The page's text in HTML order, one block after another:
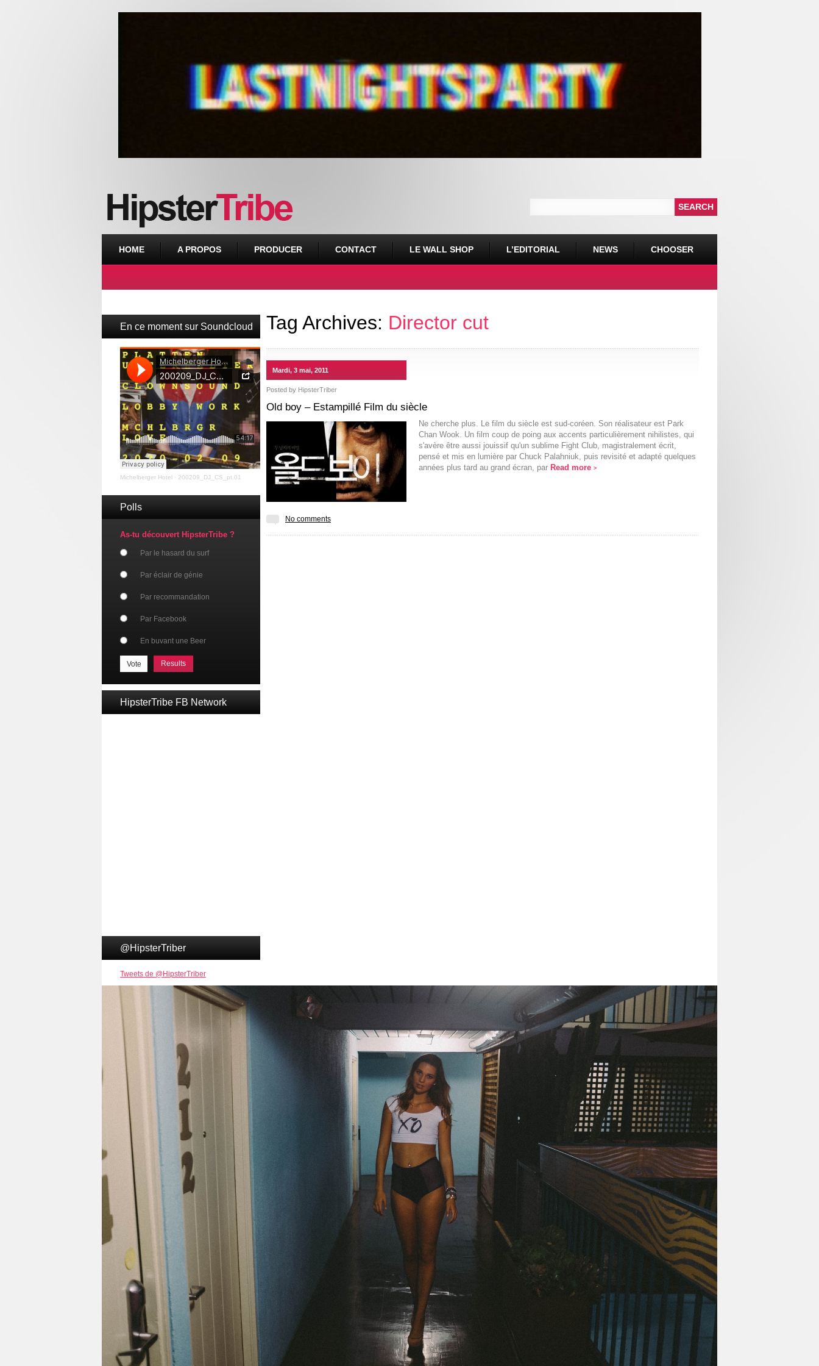
HOME A PROPOS PRODUCER CONTACT LE WALL SHOP L’EDITORIAL NEWS CHOOSER
En ce moment sur Soundcloud
Michelberger Hotel · 200209_DJ_CS_pt.01
Polls
As-tu découvert HipsterTribe ?
Par le hasard du surf
Par éclair de génie
Par recommandation
Par Facebook
En buvant une Beer
Results
HipsterTribe FB Network
@HipsterTriber
Tweets de @HipsterTriber
Tag Archives: Director cut
Mardi, 3 mai, 2011
Posted by HipsterTriber
Old boy – Estampillé Film du siècle
Ne cherche plus. Le film du siècle est sud-coréen. Son réalisateur est Park
Chan Wook. Un film coup de poing aux accents particulièrement nihilistes, qui
s'avère être aussi jouissif qu'un sublime Fight Club, magistralement écrit,
pensé et mis en lumière par Chuck Palahniuk, puis revisité et adapté quelques
années plus tard au grand écran, par Read more >
No comments